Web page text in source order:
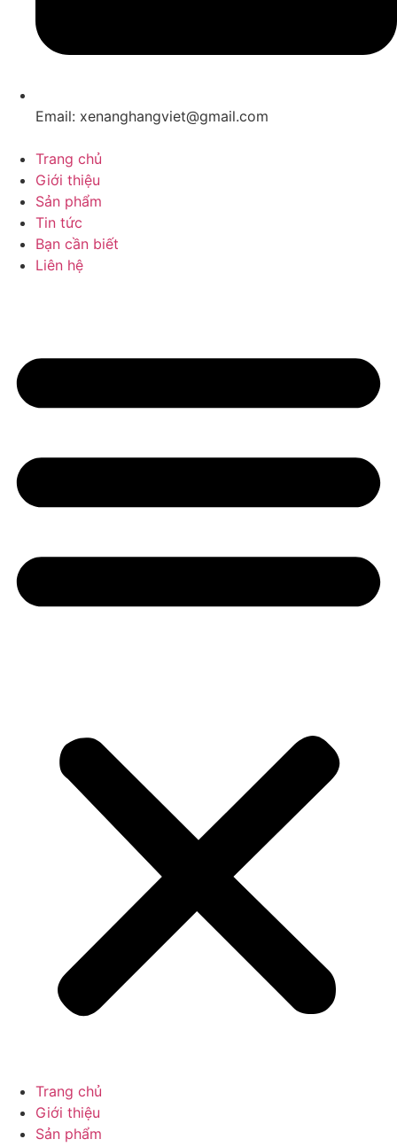
Email: xenanghangviet@gmail.com
Trang chủ
Giới thiệu
Sản phẩm
Tin tức
Bạn cần biết
Liên hệ
Trang chủ
Giới thiệu
Sản phẩm